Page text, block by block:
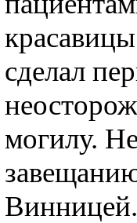
сделал
могилу.